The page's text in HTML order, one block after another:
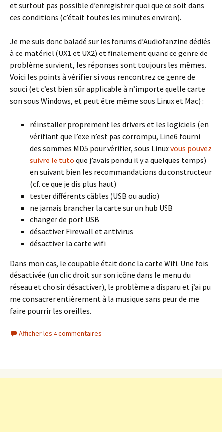
et surtout pas possible d’enregistrer quoi que ce soit dans
ces conditions (c’était toutes les minutes environ).
Je me suis donc baladé sur les forums d’Audiofanzine dédiés
à ce matériel (UX1 et UX2) et finalement quand ce genre de
problème survient, les réponses sont toujours les mêmes.
Voici les points à vérifier si vous rencontrez ce genre de
souci (et c’est bien sûr applicable à n’importe quelle carte
son sous Windows, et peut être même sous Linux et Mac) :
réinstaller proprement les drivers et les logiciels (en
vérifiant que l’exe n’est pas corrompu, Line6 fourni
des sommes MD5 pour vérifier, sous Linuxvous pouvez
suivre le tuto que j’avais pondu il y a quelques temps)
en suivant bien les recommandations du constructeur
(cf. ce que je dis plus haut)
tester différents câbles (USB ou audio)
ne jamais brancher la carte sur un hub USB
changer de port USB
désactiver Firewall et antivirus
désactiver la carte wifi
Dans mon cas, le coupable était donc la carte Wifi. Une fois
désactivée (un clic droit sur son icône dans le menu du
réseau et choisir désactiver), le problème a disparu et j’ai pu
me consacrer entièrement à la musique sans peur de me
faire pourrir les oreilles.
Afficher les 4 commentaires